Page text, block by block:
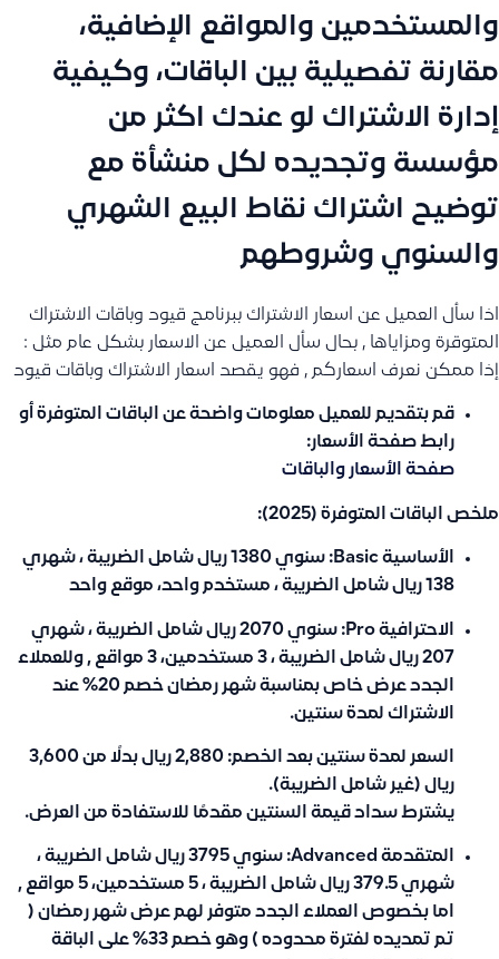
والمستخدمين والمواقع الإضافية،
مقارنة تفصيلية بين الباقات، وكيفية
إدارة الاشتراك لو عندك اكثر من
مؤسسة وتجديده لكل منشأة مع
توضيح اشتراك نقاط البيع الشهري
والسنوي وشروطهم
اذا سأل العميل عن اسعار الاشتراك ببرنامج قيود وباقات الاشتراك
المتوقرة ومزاياها , بحال سأل العميل عن الاسعار بشكل عام مثل :
إذا ممكن نعرف اسعاركم , فهو يقصد اسعار الاشتراك وباقات قيود
قم بتقديم للعميل معلومات واضحة عن الباقات المتوفرة أو
رابط صفحة الأسعار:
صفحة الأسعار والباقات
ملخص الباقات المتوفرة (2025):
الأساسية Basic:
سنوي 1380 ريال شامل الضريبة ، شهري
138 ريال شامل الضريبة ، مستخدم واحد، موقع واحد
الاحترافية Pro:
سنوي 2070 ريال شامل الضريبة ، شهري
207 ريال شامل الضريبة ، 3 مستخدمين، 3 مواقع , وللعملاء
الجدد عرض خاص بمناسبة شهر رمضان خصم 20% عند
الاشتراك لمدة سنتين.
السعر لمدة سنتين بعد الخصم: 2,880 ريال بدلًا من 3,600
ريال (غير شامل الضريبة).
يشترط سداد قيمة السنتين مقدمًا للاستفادة من العرض.
المتقدمة Advanced:
سنوي 3795 ريال شامل الضريبة ،
شهري 379.5 ريال شامل الضريبة ، 5 مستخدمين، 5 مواقع ,
اما بخصوص العملاء الجدد متوفر لهم عرض شهر رمضان (
تم تمديده لفترة محدوده ) وهو خصم 33% على الباقة